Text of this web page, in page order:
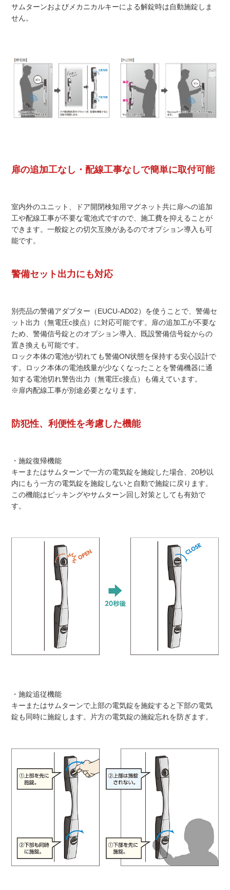
サムターンおよびメカニカルキーによる解錠時は自動施錠しま
せん。
扉の追加工なし・配線工事なしで簡単に取付可能
室内外のユニット、ドア開閉検知用マグネット共に扉への追加
工や配線工事が不要な電池式ですので、施工費を抑えることが
できます。一般錠との切欠互換があるのでオプション導入も可
能です。
警備セット出力にも対応
別売品の警備アダプター（EUCU-AD02）を使うことで、警備セ
ット出力（無電圧c接点）に対応可能です。扉の追加工が不要な
ため、警備信号錠とのオプション導入、既設警備信号錠からの
置き換えも可能です。
ロック本体の電池が切れても警備ON状態を保持する安心設計で
す。ロック本体の電池残量が少なくなったことを警備機器に通
知する電池切れ警告出力（無電圧c接点）も備えています。
※扉内配線工事が別途必要となります。
防犯性、利便性を考慮した機能
・施錠復帰機能
キーまたはサムターンで一方の電気錠を施錠した場合、20秒以
内にもう一方の電気錠を施錠しないと自動で施錠に戻ります。
この機能はピッキングやサムターン回し対策としても有効で
す。
・施錠追従機能
キーまたはサムターンで上部の電気錠を施錠すると下部の電気
錠も同時に施錠します。片方の電気錠の施錠忘れを防ぎます。